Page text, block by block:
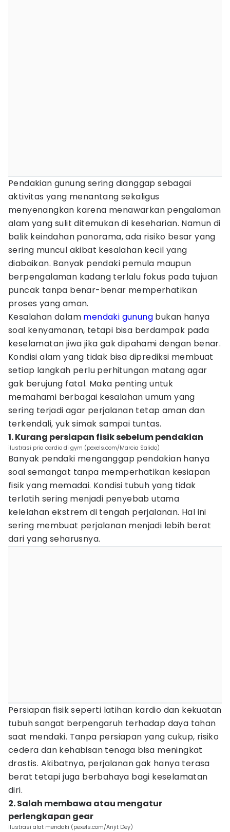
Pendakian gunung sering dianggap sebagai
aktivitas yang menantang sekaligus
menyenangkan karena menawarkan pengalaman
alam yang sulit ditemukan di keseharian. Namun di
balik keindahan panorama, ada risiko besar yang
sering muncul akibat kesalahan kecil yang
diabaikan. Banyak pendaki pemula maupun
berpengalaman kadang terlalu fokus pada tujuan
puncak tanpa benar-benar memperhatikan
proses yang aman.
Kesalahan dalam mendaki gunung bukan hanya
soal kenyamanan, tetapi bisa berdampak pada
keselamatan jiwa jika gak dipahami dengan benar.
Kondisi alam yang tidak bisa diprediksi membuat
setiap langkah perlu perhitungan matang agar
gak berujung fatal. Maka penting untuk
memahami berbagai kesalahan umum yang
sering terjadi agar perjalanan tetap aman dan
terkendali, yuk simak sampai tuntas.
1. Kurang persiapan fisik sebelum pendakian
ilustrasi pria cardio di gym (pexels.com/Marcia Salido)
Banyak pendaki menganggap pendakian hanya
soal semangat tanpa memperhatikan kesiapan
fisik yang memadai. Kondisi tubuh yang tidak
terlatih sering menjadi penyebab utama
kelelahan ekstrem di tengah perjalanan. Hal ini
sering membuat perjalanan menjadi lebih berat
dari yang seharusnya.
Persiapan fisik seperti latihan kardio dan kekuatan
tubuh sangat berpengaruh terhadap daya tahan
saat mendaki. Tanpa persiapan yang cukup, risiko
cedera dan kehabisan tenaga bisa meningkat
drastis. Akibatnya, perjalanan gak hanya terasa
berat tetapi juga berbahaya bagi keselamatan
diri.
2. Salah membawa atau mengatur
perlengkapan gear
ilustrasi alat mendaki (pexels.com/Arijit Dey)